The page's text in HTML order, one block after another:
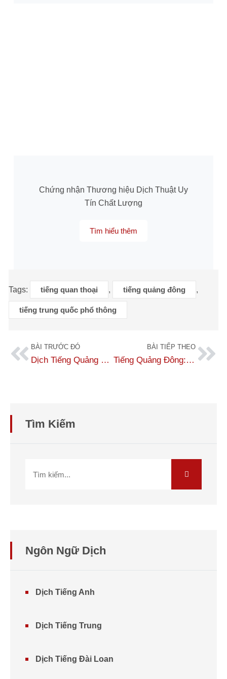
Chứng nhận Thương hiệu Dịch Thuật Uy
Tín Chất Lượng
Tìm hiểu thêm
Tags: tiếng quan thoại , tiếng quảng đông ,
tiếng trung quốc phổ thông
BÀI TRƯỚC ĐÓ
Dịch Tiếng Quảng Đông – Uy Tín Chất Lượng Cao Nhất Tại Việt Nam
BÀI TIẾP THEO
Tiếng Quảng Đông: Nguồn Gốc, Lịch Sử Và Vai Trò Trong Xã Hội Hiện Nay
Tìm Kiếm
Ngôn Ngữ Dịch
Dịch Tiếng Anh
Dịch Tiếng Trung
Dịch Tiếng Đài Loan